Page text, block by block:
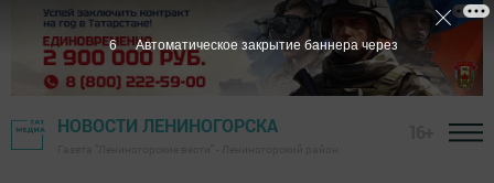
НОВОСТИ ЛЕНИНОГОРСКА
6 Автоматическое закрытие баннера через